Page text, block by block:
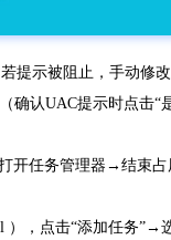
示被阻止，手动修改
确认UAC提示时点
开任务管理器→结束
），点击“添加任务